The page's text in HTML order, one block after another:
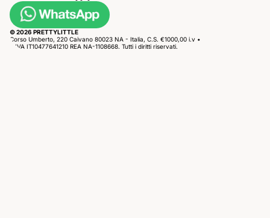
© 2026 PRETTYLITTLE
Corso Umberto, 220 Caivano 80023 NA - Italia, C.S. €1000,00 i.v •
P.IVA IT10477641210 REA NA-1108668. Tutti i diritti riservati.